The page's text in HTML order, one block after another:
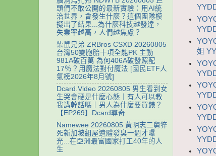
姐
頭們不敢公開的最新實驗：用AI統
治世界，會發生什麼？這個團隊模
擬出了結果...為什麼科技越發達，
失業率越高，人們越焦慮？
柴鼠兄弟 ZRBros CSXD 20260805
台灣50雙胞胎十項全能PK 主動
981A破百萬 為何406A破發照配
17％？用魔法對付魔法 [國民ETF人
氣榜2026年8月號]
Dcard.Video 20260805 男生看到女
生哭會硬是什麼心態｜有人可以教
我講幹話嗎｜男人為什麼要買錶？
【EP269】Dcard尋奇
Namewee 20260805 黃明志二舅猝
死新加坡組屋遺體發臭一週才曝
光...在亞洲最富國家打工40年的人
生